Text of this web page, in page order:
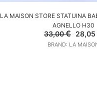
AGGIUNGI AL
LA MAISON STORE STATUINA
AGNELLO H30
33,00€ Il
prezzo
28,05
BRAND: LA